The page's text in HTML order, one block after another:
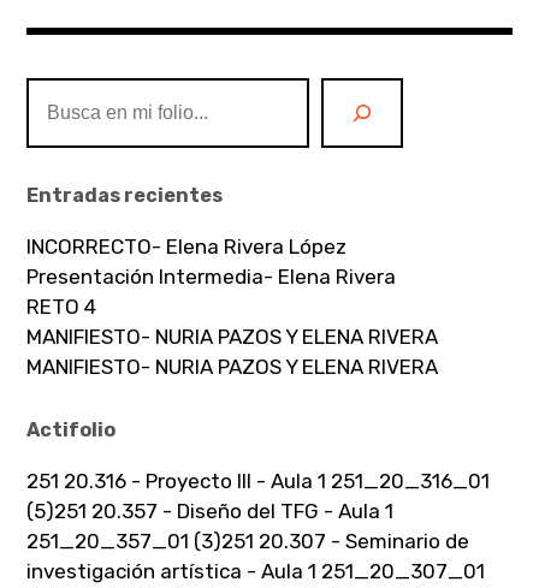
Entradas recientes
INCORRECTO- Elena Rivera López
Presentación Intermedia- Elena Rivera
RETO 4
MANIFIESTO- NURIA PAZOS Y ELENA RIVERA
MANIFIESTO- NURIA PAZOS Y ELENA RIVERA
Actifolio
251 20.316 - Proyecto III - Aula 1 251_20_316_01
(5)251 20.357 - Diseño del TFG - Aula 1
251_20_357_01 (3)251 20.307 - Seminario de
investigación artística - Aula 1 251_20_307_01